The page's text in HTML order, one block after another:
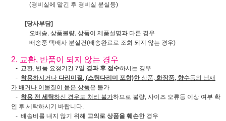
(경비실에 맡긴 후 경비실 분실등)
[당사부담]
오배송, 상품불량, 상품이 제품설명과 다른 경우
배송중 택배사 분실건(배송완료로 조회 되지 않는 경우)
2. 교환, 반품이 되지 않는 경우
- 교환, 반품 요청기간 7일 경과 후 접수하시는 경우
- 착용하시거나 다리미질, (스팀다리미 포함)한 상품, 화장품, 향수등의 냄새
가 배거나 이물질이 뭍은 상품은 불가
- 착용 전 세탁하신 경우도 처리 불가하므로 불량, 사이즈 오류등 이상 여부 확
인 후 세탁하시기 바랍니다.
- 배송비를 내지 않기 위해 고의로 상품을 훼손한 경우